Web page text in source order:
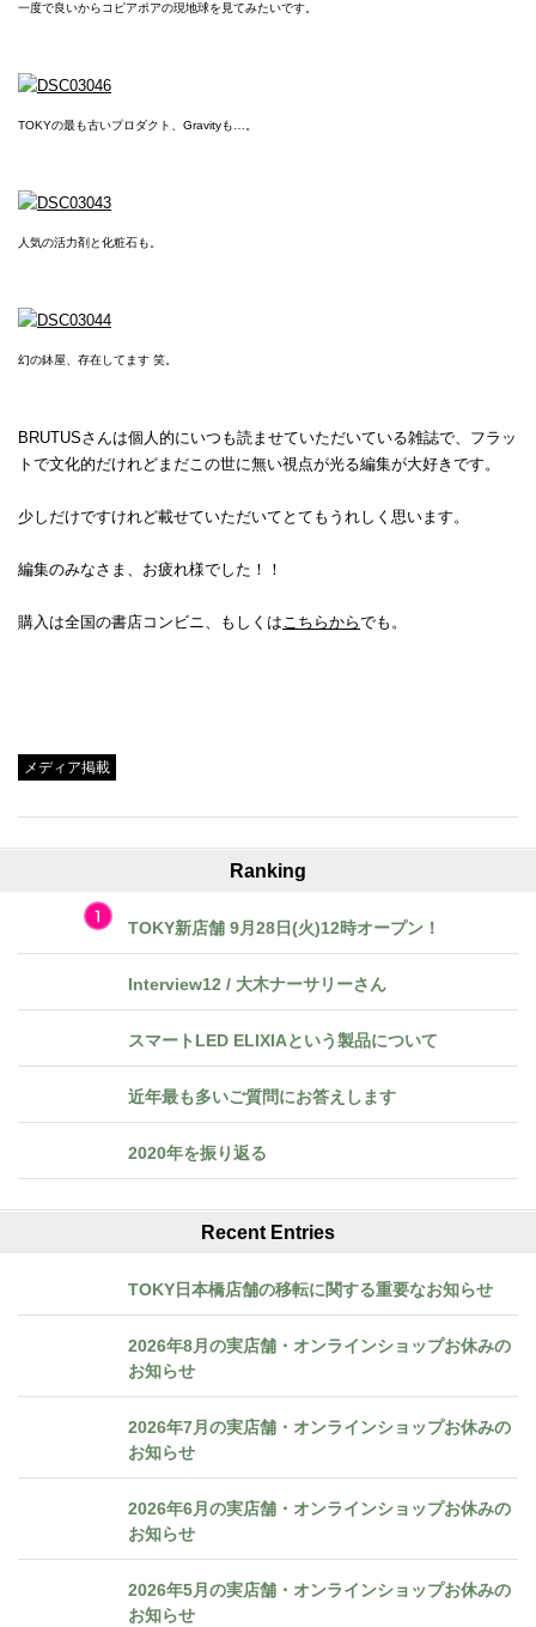
一度で良いからコピアポアの現地球を見てみたいです。
TOKYの最も古いプロダクト、Gravityも…。
人気の活力剤と化粧石も。
幻の鉢屋、存在してます 笑。
BRUTUSさんは個人的にいつも読ませていただいている雑誌で、フラッ
トで文化的だけれどまだこの世に無い視点が光る編集が大好きです。
少しだけですけれど載せていただいてとてもうれしく思います。
編集のみなさま、お疲れ様でした！！
購入は全国の書店コンビニ、もしくはこちらからでも。
メディア掲載
Ranking
TOKY新店舗 9月28日(火)12時オープン！
Interview12 / 大木ナーサリーさん
スマートLED ELIXIAという製品について
近年最も多いご質問にお答えします
2020年を振り返る
Recent Entries
TOKY日本橋店舗の移転に関する重要なお知らせ
2026年8月の実店舗・オンラインショップお休みの
お知らせ
2026年7月の実店舗・オンラインショップお休みの
お知らせ
2026年6月の実店舗・オンラインショップお休みの
お知らせ
2026年5月の実店舗・オンラインショップお休みの
お知らせ